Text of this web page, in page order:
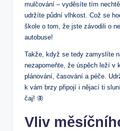
mulčování – vyděsíte tím
udržíte půdní vlhkost. Což se
škole o tom, že jste závodili o
autobuse!
Takže, když se tedy zamyslíte
nezapomeňte, že úspěch leží v
plánování, časování a péče.
k vám brzy připojí i nějací ti
čaj! 🦋
Vliv